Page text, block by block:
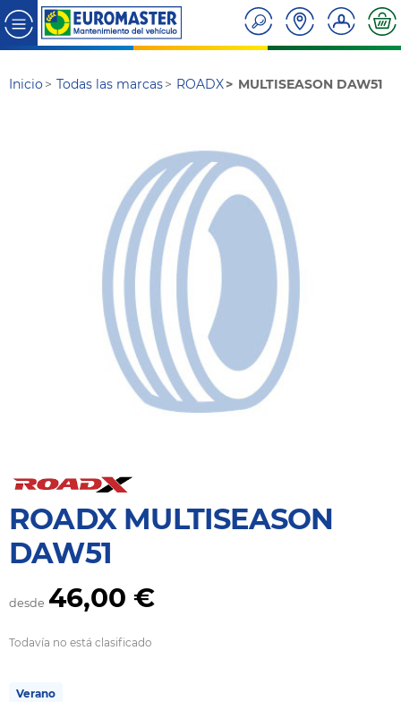
Inicio Todas las marcas ROADX MULTISEASON DAW51
ROADX MULTISEASON
DAW51
desde 46,00 €
Todavía no está clasificado
Verano